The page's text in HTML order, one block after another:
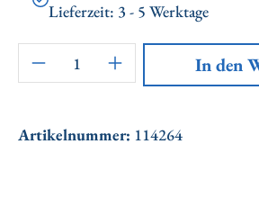
Lieferzeit: 3 - 5 Werktage
Artikel Anzahl: Gib den
In den
Artikelnummer: 114264